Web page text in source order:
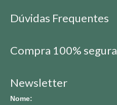
Dúvidas Frequentes
Compra 100% segura
Newsletter
Nome: